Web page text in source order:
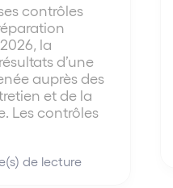
contrôles
la
d’une
auprès des
et de la
Les contrôles
de lecture